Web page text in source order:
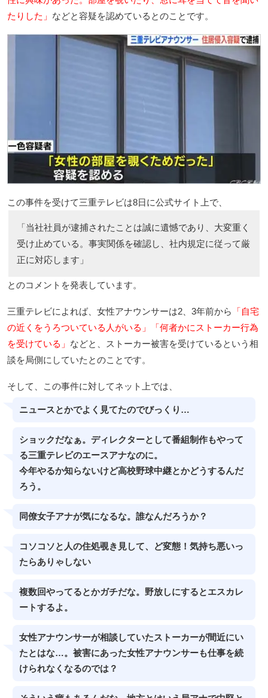
たりした」 などと容疑を認めているとのことです。
この事件を受けて三重テレビは8日に公式サイト上で、
「当社社員が逮捕されたことは誠に遺憾であり、大変重く
受け止めている。事実関係を確認し、社内規定に従って厳
正に対応します」
とのコメントを発表しています。
三重テレビによれば、女性アナウンサーは2、3年前から
「自宅
の近くをうろついている人がいる」「何者かにストーカー行為
を受けている」 などと、ストーカー被害を受けているという相
談を局側にしていたとのことです。
そして、この事件に対してネット上では、
ニュースとかでよく見てたのでびっくり…
ショックだなぁ。ディレクターとして番組制作もやって
る三重テレビのエースアナなのに。
今年やるか知らないけど高校野球中継とかどうするんだ
ろう。
同僚女子アナが気になるな。誰なんだろうか？
コソコソと人の住処覗き見して、ど変態！気持ち悪いっ
たらありゃしない
複数回やってるとかガチだな。野放しにするとエスカレ
ートするよ。
女性アナウンサーが相談していたストーカーが間近にい
たとはな…。被害にあった女性アナウンサーも仕事を続
けられなくなるのでは？